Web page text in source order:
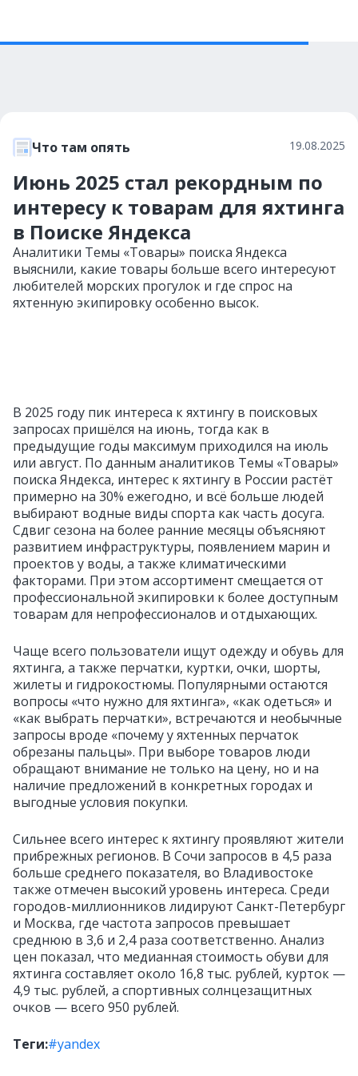
Что там опять 19.08.2025
Июнь 2025 стал рекордным по
интересу к товарам для яхтинга
в Поиске Яндекса
Аналитики Темы «Товары» поиска Яндекса
выяснили, какие товары больше всего интересуют
любителей морских прогулок и где спрос на
яхтенную экипировку особенно высок.
В 2025 году пик интереса к яхтингу в поисковых
запросах пришёлся на июнь, тогда как в
предыдущие годы максимум приходился на июль
или август. По данным аналитиков Темы «Товары»
поиска Яндекса, интерес к яхтингу в России растёт
примерно на 30% ежегодно, и всё больше людей
выбирают водные виды спорта как часть досуга.
Сдвиг сезона на более ранние месяцы объясняют
развитием инфраструктуры, появлением марин и
проектов у воды, а также климатическими
факторами. При этом ассортимент смещается от
профессиональной экипировки к более доступным
товарам для непрофессионалов и отдыхающих.
Чаще всего пользователи ищут одежду и обувь для
яхтинга, а также перчатки, куртки, очки, шорты,
жилеты и гидрокостюмы. Популярными остаются
вопросы «что нужно для яхтинга», «как одеться» и
«как выбрать перчатки», встречаются и необычные
запросы вроде «почему у яхтенных перчаток
обрезаны пальцы». При выборе товаров люди
обращают внимание не только на цену, но и на
наличие предложений в конкретных городах и
выгодные условия покупки.
Сильнее всего интерес к яхтингу проявляют жители
прибрежных регионов. В Сочи запросов в 4,5 раза
больше среднего показателя, во Владивостоке
также отмечен высокий уровень интереса. Среди
городов-миллионников лидируют Санкт-Петербург
и Москва, где частота запросов превышает
среднюю в 3,6 и 2,4 раза соответственно. Анализ
цен показал, что медианная стоимость обуви для
яхтинга составляет около 16,8 тыс. рублей, курток —
4,9 тыс. рублей, а спортивных солнцезащитных
очков — всего 950 рублей.
Теги:#yandex